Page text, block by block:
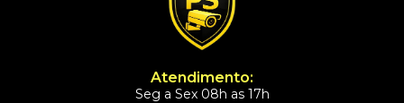
Atendimento:
Seg a Sex 08h as 17h